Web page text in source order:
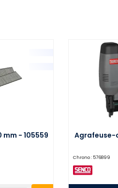
mm - 105559 Agrafeuse-
Chrono : 576899